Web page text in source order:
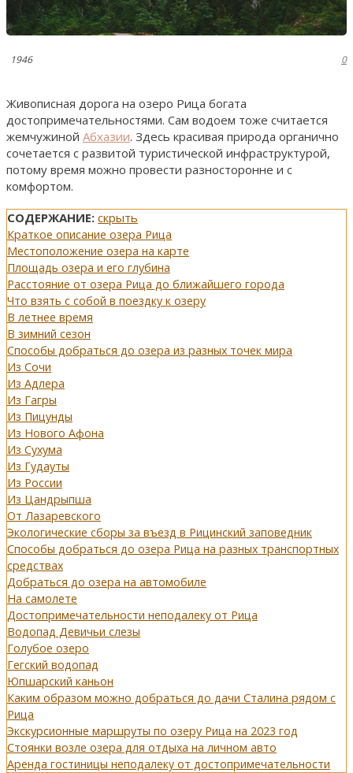
1946 0
Живописная дорога на озеро Рица богата
достопримечательностями. Сам водоем тоже считается
жемчужиной Абхазии. Здесь красивая природа органично
сочетается с развитой туристической инфраструктурой,
потому время можно провести разносторонне и с
комфортом.
СОДЕРЖАНИЕ: скрыть
Краткое описание озера Рица
Местоположение озера на карте
Площадь озера и его глубина
Расстояние от озера Рица до ближайшего города
Что взять с собой в поездку к озеру
В летнее время
В зимний сезон
Способы добраться до озера из разных точек мира
Из Сочи
Из Адлера
Из Гагры
Из Пицунды
Из Нового Афона
Из Сухума
Из Гудауты
Из России
Из Цандрыпша
От Лазаревского
Экологические сборы за въезд в Рицинский заповедник
Способы добраться до озера Рица на разных транспортных
средствах
Добраться до озера на автомобиле
На самолете
Достопримечательности неподалеку от Рица
Водопад Девичьи слезы
Голубое озеро
Гегский водопад
Юпшарский каньон
Каким образом можно добраться до дачи Сталина рядом с
Рица
Экскурсионные маршруты по озеру Рица на 2023 год
Стоянки возле озера для отдыха на личном авто
Аренда гостиницы неподалеку от достопримечательности